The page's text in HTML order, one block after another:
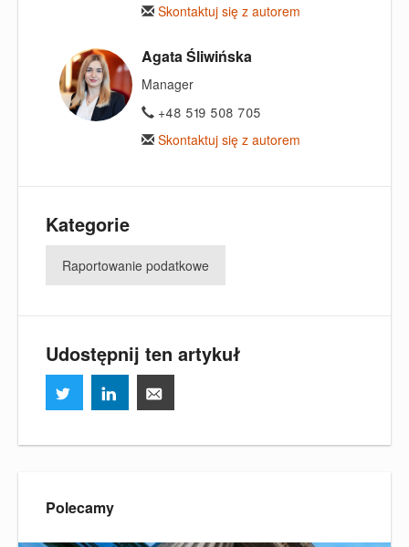
Skontaktuj się z autorem
Agata Śliwińska
Manager
+48 519 508 705
Skontaktuj się z autorem
Kategorie
Raportowanie podatkowe
Udostępnij ten artykuł
Polecamy